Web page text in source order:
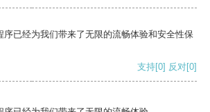
序已经为我们带来了无限的流畅体验和安全性保
支持[0] 反对[0]